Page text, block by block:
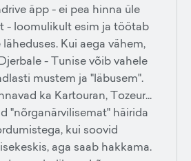
äpp - ei pea hinna üle
- loomulikult esim ja töötab
Kui aega vähem,
- Tunise võib vahele
mustem ja "läbusem".
ka Kartouran, Tozeur...
"nõrganärvilisemat" häirida
kui soovid
aga saab hakkama.